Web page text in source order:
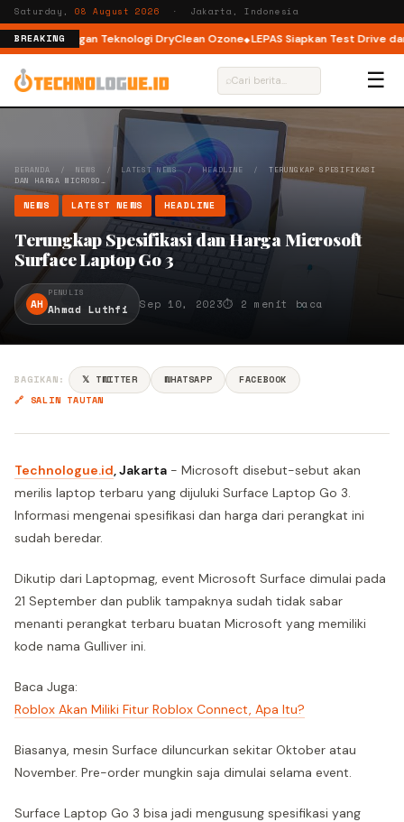
Saturday,08 August 2026 · Jakarta, Indonesia
BREAKING
Load dengan Teknologi DryClean Ozone LEPAS Siapkan Test Drive dan
⌕ ☰
BERANDA / NEWS / LATEST NEWS/HEADLINE /TERUNGKAP SPESIFIKASI
DAN HARGA MICROSO…
NEWS LATEST NEWS HEADLINE
Terungkap Spesifikasi dan Harga Microsoft
Surface Laptop Go 3
AH
PENULIS
Ahmad Luthfi Sep 10, 2023⏱ 2 menit baca
BAGIKAN: 𝕏 TWITTER WHATSAPP
FACEBOOK
🔗 SALIN TAUTAN
Technologue.id, Jakarta - Microsoft disebut-sebut akan
merilis laptop terbaru yang dijuluki Surface Laptop Go 3.
Informasi mengenai spesifikasi dan harga dari perangkat ini
sudah beredar.
Dikutip dari Laptopmag, event Microsoft Surface dimulai pada
21 September dan publik tampaknya sudah tidak sabar
menanti perangkat terbaru buatan Microsoft yang memiliki
kode nama Gulliver ini.
Baca Juga:
Roblox Akan Miliki Fitur Roblox Connect, Apa Itu?
Biasanya, mesin Surface diluncurkan sekitar Oktober atau
November. Pre-order mungkin saja dimulai selama event.
Surface Laptop Go 3 bisa jadi mengusung spesifikasi yang